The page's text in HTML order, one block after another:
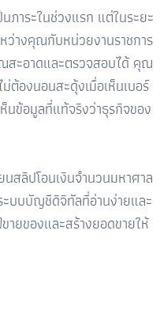
ภาระในช่วงแรก แต่ในระยะ
ว่างคุณกับหน่วยงานราชการ
สะอาดและตรวจสอบได้ คุณ
ต้องนอนสะดุ้งเมื่อเห็นเบอร์
ข้อมูลที่แท้จริงว่าธุรกิจของ
นสลิปโอนเงินจำนวนมหาศาล
ะบบบัญชีดิจิทัลที่อ่านง่ายและ
ยของและสร้างยอดขายให้